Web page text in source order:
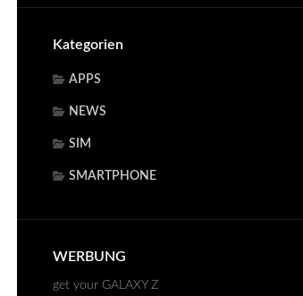
Kategorien
APPS
NEWS
SIM
SMARTPHONE
WERBUNG
get your GALAXY Z